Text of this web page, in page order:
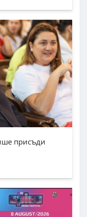
присъди